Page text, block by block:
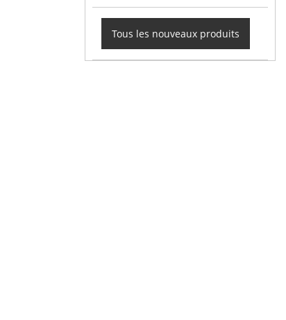
Tous les nouveaux produits